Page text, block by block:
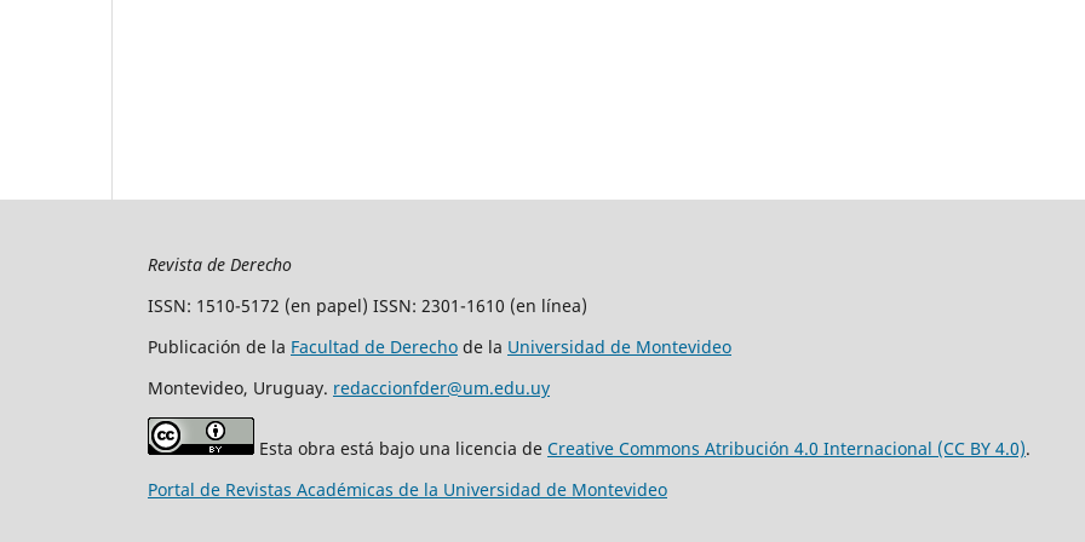
Revista de Derecho
ISSN: 1510-5172 (en papel) ISSN: 2301-1610 (en línea)
Publicación de la Facultad de Derecho de la Universidad de Montevideo
Montevideo, Uruguay. redaccionfder@um.edu.uy
Esta obra está bajo una licencia de Creative Commons Atribución 4.0 Internacional (CC BY 4.0).
Portal de Revistas Académicas de la Universidad de Montevideo